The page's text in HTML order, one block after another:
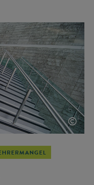
©